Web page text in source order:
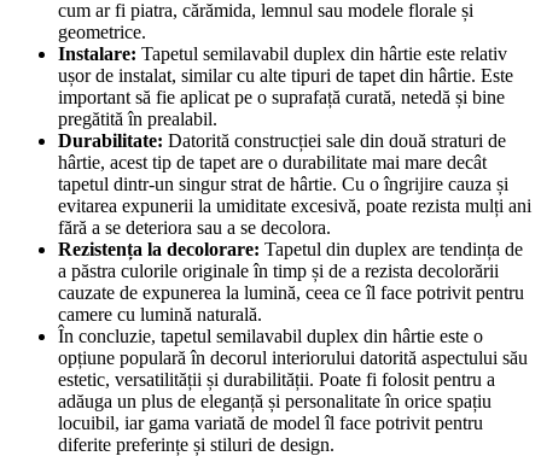
cum ar fi piatra, cărămida, lemnul sau modele florale și
geometrice.
Instalare: Tapetul semilavabil duplex din hârtie este relativ
ușor de instalat, similar cu alte tipuri de tapet din hârtie. Este
important să fie aplicat pe o suprafață curată, netedă și bine
pregătită în prealabil.
Durabilitate: Datorită construcției sale din două straturi de
hârtie, acest tip de tapet are o durabilitate mai mare decât
tapetul dintr-un singur strat de hârtie. Cu o îngrijire cauza și
evitarea expunerii la umiditate excesivă, poate rezista mulți ani
fără a se deteriora sau a se decolora.
Rezistența la decolorare: Tapetul din duplex are tendința de
a păstra culorile originale în timp și de a rezista decolorării
cauzate de expunerea la lumină, ceea ce îl face potrivit pentru
camere cu lumină naturală.
În concluzie, tapetul semilavabil duplex din hârtie este o
opțiune populară în decorul interiorului datorită aspectului său
estetic, versatilității și durabilității. Poate fi folosit pentru a
adăuga un plus de eleganță și personalitate în orice spațiu
locuibil, iar gama variată de model îl face potrivit pentru
diferite preferințe și stiluri de design.